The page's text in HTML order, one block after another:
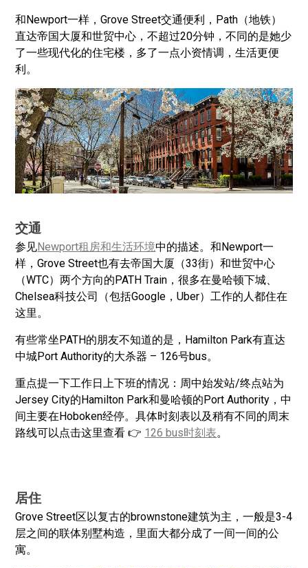
和Newport一样，Grove Street交通便利，Path（地铁）
直达帝国大厦和世贸中心，不超过20分钟，不同的是她少
了一些现代化的住宅楼，多了一点小资情调，生活更便
利。
交通
参见Newport租房和生活环境中的描述。和Newport一
样，Grove Street也有去帝国大厦（33街）和世贸中心
（WTC）两个方向的PATH Train，很多在曼哈顿下城、
Chelsea科技公司（包括Google，Uber）工作的人都住在
这里。
有些常坐PATH的朋友不知道的是，Hamilton Park有直达
中城Port Authority的大杀器 – 126号bus。
重点提一下工作日上下班的情况：周中始发站/终点站为
Jersey City的Hamilton Park和曼哈顿的Port Authority，中
间主要在Hoboken经停。具体时刻表以及稍有不同的周末
路线可以点击这里查看 👉 126 bus时刻表。
居住
Grove Street区以复古的brownstone建筑为主，一般是3-4
层之间的联体别墅构造，里面大都分成了一间一间的公
寓。